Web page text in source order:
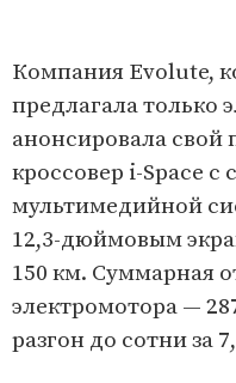
Компания Evolute,
предлагала только
анонсировала свой
кроссовер i-Space
мультимедийной
12,3-дюймовым
150 км. Суммарная
электромотора —
разгон до сотни за